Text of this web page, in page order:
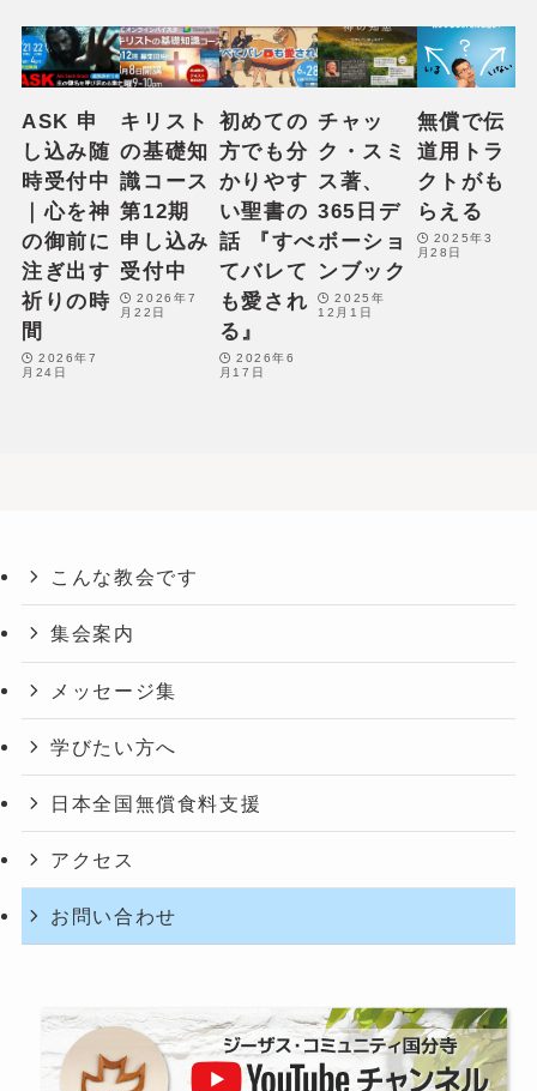
ASK 申
し込み随
時受付中
｜心を神
の御前に
注ぎ出す
祈りの時
間
2026年7
月24日
キリスト
の基礎知
識コース
第12期
申し込み
受付中
2026年7
月22日
初めての
方でも分
かりやす
い聖書の
話 『すべ
てバレて
も愛され
る』
2026年6
月17日
チャッ
ク・スミ
ス著、
365日デ
ボーショ
ンブック
2025年
12月1日
無償で伝
道用トラ
クトがも
らえる
2025年3
月28日
こんな教会です
集会案内
メッセージ集
学びたい方へ
日本全国無償食料支援
アクセス
お問い合わせ